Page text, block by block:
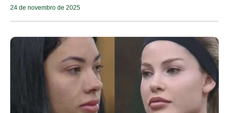
24 de novembro de 2025